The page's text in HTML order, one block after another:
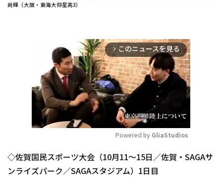
尚輝（大阪・東海大仰星高3）
arrow_forward_ios このニュースを見る
Mute
Powered by GliaStudios
◇佐賀国民スポーツ大会（10月11～15日／佐賀・SAGAサ
ンライズパーク／SAGAスタジアム）1日目